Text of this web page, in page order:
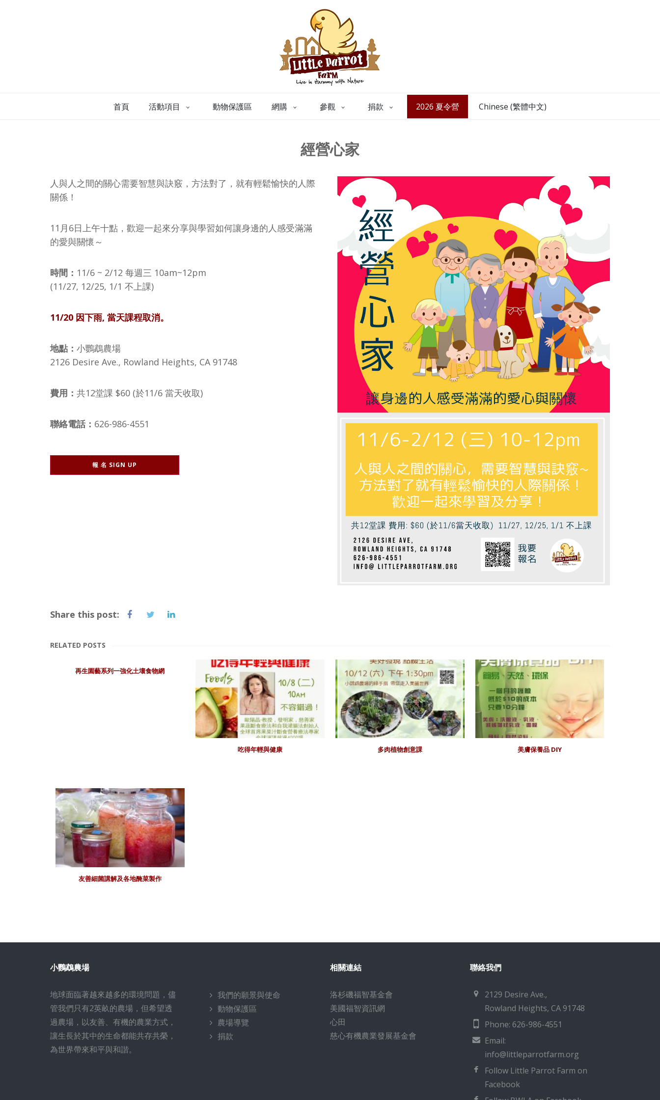
首頁 活動項目 動物保護區 網購 參觀 捐款 2026 夏令營 Chinese (繁體中文)
經營心家
人與人之間的關心需要智慧與訣竅，方法對了，就有輕鬆愉快的人際
關係！
11月6日上午十點，歡迎一起來分享與學習如何讓身邊的人感受滿滿
的愛與關懷～
時間： 11/6 ~ 2/12 每週三 10am~12pm
(11/27, 12/25, 1/1 不上課)
11/20 因下雨, 當天課程取消。
地點： 小鸚鵡農場
2126 Desire Ave., Rowland Heights, CA 91748
費用： 共12堂課 $60 (於11/6 當天收取)
聯絡電話： 626-986-4551
報 名 SIGN UP
Share this post:
RELATED POSTS
再生園藝系列一強化土壤食物網
吃得年輕與健康 多肉植物創意課 美膚保養品 DIY
友善細菌講解及各地醃菜製作
小鸚鵡農場
地球面臨著越來越多的環境問題，儘
管我們只有2英畝的農場，但希望透
過農場，以友善、有機的農業方式，
讓生長於其中的生命都能共存共榮，
為世界帶來和平與和諧。
我們的願景與使命
動物保護區
農場導覽
捐款
相關連結
洛杉磯福智基金會
美國福智資訊網
心田
慈心有機農業發展基金會
聯絡我們
2129 Desire Ave.,
Rowland Heights, CA 91748
Phone: 626-986-4551
Email:
info@littleparrotfarm.org
Follow Little Parrot Farm on
Facebook